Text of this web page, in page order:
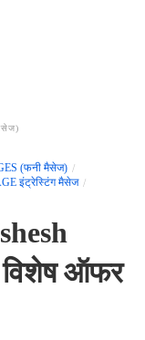
(फनी मैसेज)
इंट्रेस्टिंग मैसेज
विशेष ऑफर